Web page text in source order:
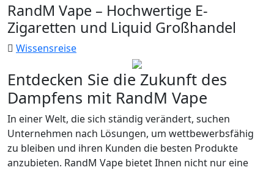
RandM Vape – Hochwertige E-
Zigaretten und Liquid Großhandel
Wissensreise
Entdecken Sie die Zukunft des
Dampfens mit RandM Vape
In einer Welt, die sich ständig verändert, suchen
Unternehmen nach Lösungen, um wettbewerbsfähig
zu bleiben und ihren Kunden die besten Produkte
anzubieten. RandM Vape bietet Ihnen nicht nur eine